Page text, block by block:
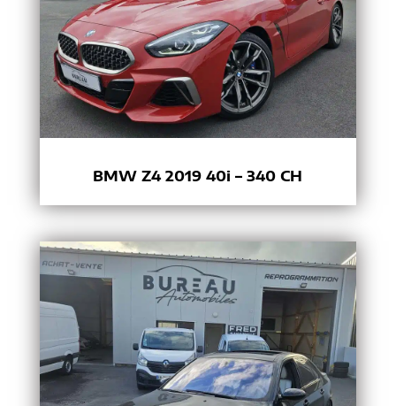
BMW Z4 2019 40i – 340 CH